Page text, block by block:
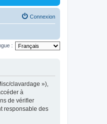
Connexion
:
clavardage »),
à
de vérifier
responsable des